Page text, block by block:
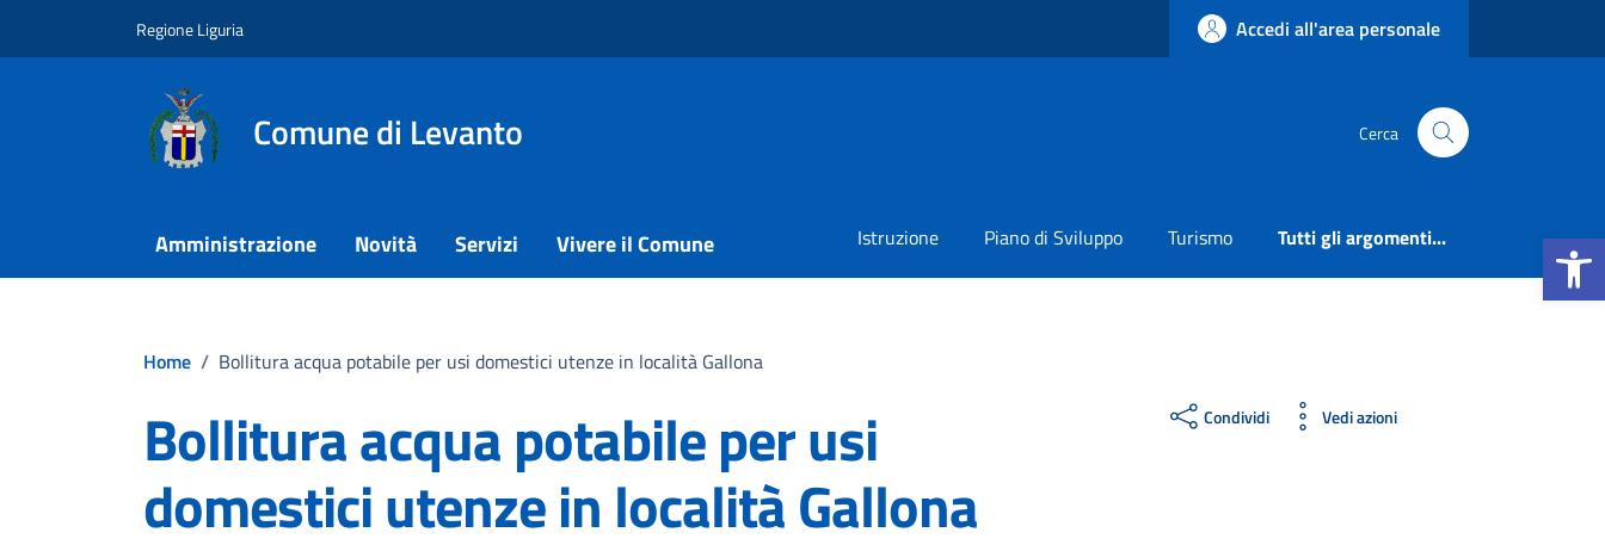
Apri la
Regione Liguria Accedi all'area personale
Comune di Levanto Cerca
Amministrazione Novità Servizi Vivere il Comune Istruzione Piano di Sviluppo Turismo Tutti gli argomenti...
Home / Bollitura acqua potabile per usi domestici utenze in località Gallona
Bollitura acqua potabile per usi
domestici utenze in località Gallona
Condividi Vedi azioni